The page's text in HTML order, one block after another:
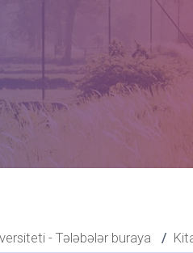
- Tələbələr buraya